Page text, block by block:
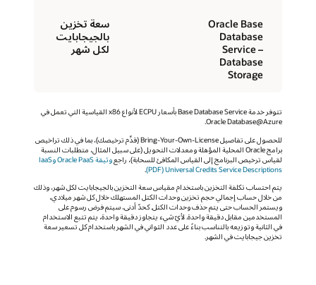
Oracle Base
Database
Service –
Database
Storage
سعة تخزين
بالجيجابايت
لكل شهر
تتوفر خدمة Base Database Service بأسعار ECPU لأنواع x86 القياسية التي تعمل في
Oracle Database@Azure.
للحصول على تفاصيل Bring-Your-Own-License (قدِّم ترخيصك)، بما في ذلك تراخيص
برامج Oracle المحلية المؤهلة ومعدلات التحويل (على سبيل المثال، متطلبات النسبة
لقياس ترخيص البرنامج إلى القياس المكافئ للسحابة)، راجع
وثيقة Oracle PaaS وIaaS
Universal Credits Service Descriptions‏ (PDF)
يتم احتساب تكلفة التخزين باستخدام مقياس سعة التخزين بالجيجابايت لكل شهر، وذلك
من خلال حساب إجمالي حجم تخزين وحدات الكتل المستهلك خلال كل شهر ميلادي،
ويستمر الحساب حتى يتم حذف وحدات الكتل. كحدّ أدنى، سيتم فرض رسوم على
المستخدمين مقابل دقيقة واحدة. لأيّ شيء يتجاوز دقيقة واحدة، يتم تتبع الاستخدام
في الثانية وتوزيعه بالتناسب بناءً على عدد الثواني في الشهر باستخدام كل تسعير سعة
تخزين جيجابايت في الشهر.